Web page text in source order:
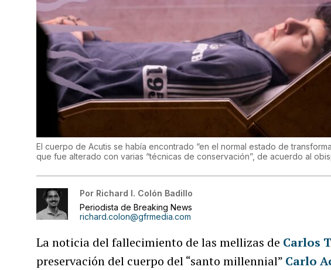
El cuerpo de Acutis se había encontrado “en el normal estado de
que fue alterado con varias “técnicas de conservación”, de acuerdo al
Por Richard I. Colón Badillo
Periodista de Breaking News
richard.colon@gfrmedia.com
La noticia del fallecimiento de las mellizas de Carlos
preservación del cuerpo del “santo millennial” Carlo